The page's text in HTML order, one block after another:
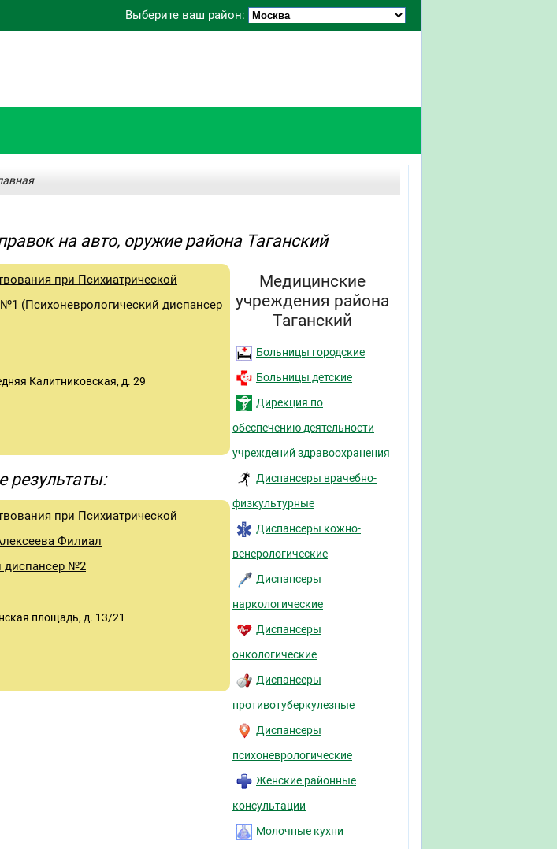
Выберите ваш район:
на авто, оружие района Таганский
при Психиатрической
(Психоневрологический диспансер
Калитниковская, д. 29
результаты:
при Психиатрической
Филиал
диспансер №2
площадь, д. 13/21
Медицинские
учреждения района
Таганский
Больницы городские
Больницы детские
Дирекция по
обеспечению деятельности
учреждений здравоохранения
Диспансеры врачебно-
физкультурные
Диспансеры кожно-
венерологические
Диспансеры
наркологические
Диспансеры
онкологические
Диспансеры
противотуберкулезные
Диспансеры
психоневрологические
Женские районные
консультации
Молочные кухни